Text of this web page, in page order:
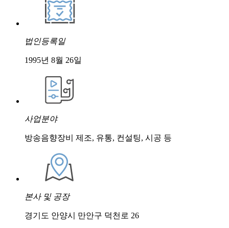
법인등록일
1995년 8월 26일
사업분야
방송음향장비 제조, 유통, 컨설팅, 시공 등
본사 및 공장
경기도 안양시 만안구 덕천로 26